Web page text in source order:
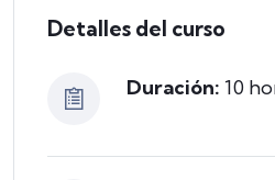
Detalles del curso
Duración: 10